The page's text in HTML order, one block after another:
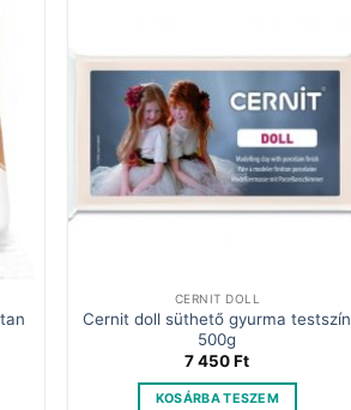
CERNIT DOLL
Cernit doll süthető gyurma testszín
500g
7 450Ft
KOSÁRBA TESZEM